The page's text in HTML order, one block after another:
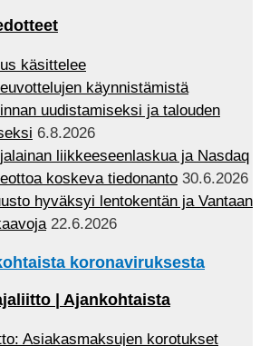
käsittelee
käynnistämistä
uudistamiseksi ja talouden
6.8.2026
liikkeeseenlaskua ja Nasdaq
koskeva tiedonanto 30.6.2026
hyväksyi lentokentän ja Vantaan
22.6.2026
koronaviruksesta
| Ajankohtaista
Asiakasmaksujen korotukset